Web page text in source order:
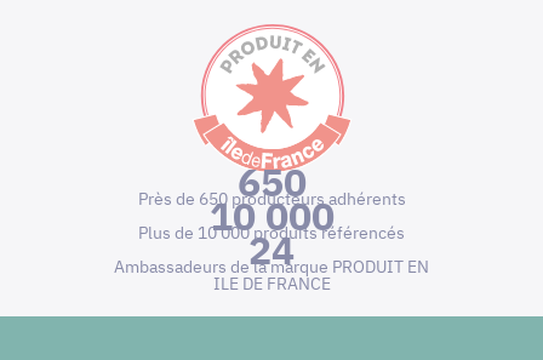
650
Près de 650 producteurs adhérents
10 000
Plus de 10 000 produits référencés
24
Ambassadeurs de la marque PRODUIT EN
ILE DE FRANCE